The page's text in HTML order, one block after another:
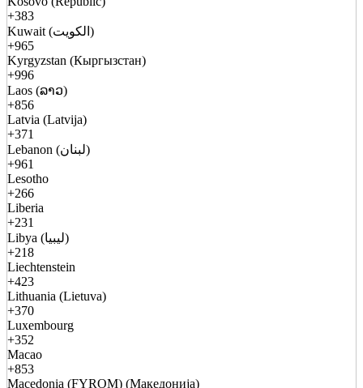
+383
Kuwait (الكويت)
+965
Kyrgyzstan (Кыргызстан)
+996
Laos (ລາວ)
+856
Latvia (Latvija)
+371
Lebanon (لبنان)
+961
Lesotho
+266
Liberia
+231
Libya (ليبيا)
+218
Liechtenstein
+423
Lithuania (Lietuva)
+370
Luxembourg
+352
Macao
+853
Macedonia (FYROM) (Македонија)